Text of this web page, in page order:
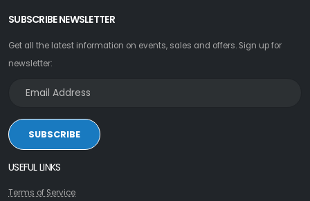
SUBSCRIBE NEWSLETTER
Get all the latest information on events, sales and offers. Sign up for
newsletter:
SUBSCRIBE
USEFUL LINKS
Terms of Service